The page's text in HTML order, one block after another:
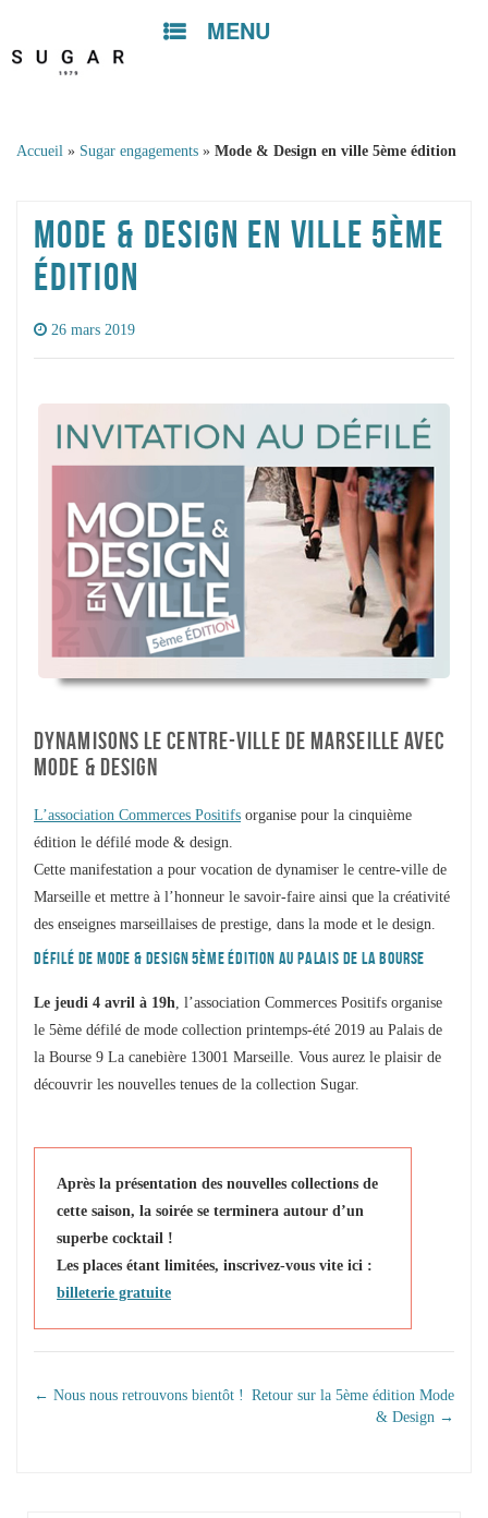
MENU
Skip to
Accueil » Sugar engagements » Mode & Design en ville 5ème édition
MODE & DESIGN EN VILLE 5ÈME
ÉDITION
26 mars 2019
DYNAMISONS LE CENTRE-VILLE DE MARSEILLE AVEC
MODE & DESIGN
L’association Commerces Positifs organise pour la cinquième
édition le défilé mode & design.
Cette manifestation a pour vocation de dynamiser le centre-ville de
Marseille et mettre à l’honneur le savoir-faire ainsi que la créativité
des enseignes marseillaises de prestige, dans la mode et le design.
DÉFILÉ DE MODE & DESIGN 5ÈME ÉDITION AU PALAIS DE LA BOURSE
Le jeudi 4 avril à 19h , l’association Commerces Positifs organise
le 5ème défilé de mode collection printemps-été 2019 au Palais de
la Bourse 9 La canebière 13001 Marseille. Vous aurez le plaisir de
découvrir les nouvelles tenues de la collection Sugar.
Après la présentation des nouvelles collections de
cette saison, la soirée se terminera autour d’un
superbe cocktail !
Les places étant limitées, inscrivez-vous vite ici :
billeterie gratuite
NAVIGATION DANS
← Nous nous retrouvons bientôt ! Retour sur la 5ème édition Mode
& Design →